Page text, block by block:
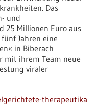
Das
und
25 Millionen Euro aus
Jahren eine
in Biberach
mit ihrem Team neue
viraler
therapeutika